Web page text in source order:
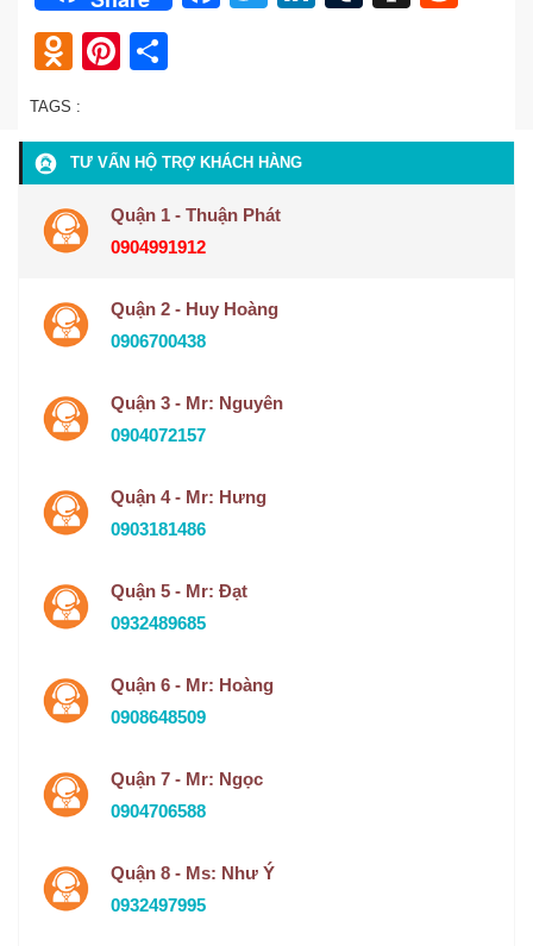
Odnoklassniki
Pinterest
TAGS :
TƯ VẤN HỘ TRỢ KHÁCH HÀNG
Quận 1 - Thuận Phát
0904991912
Quận 2 - Huy Hoàng
0906700438
Quận 3 - Mr: Nguyên
0904072157
Quận 4 - Mr: Hưng
0903181486
Quận 5 - Mr: Đạt
0932489685
Quận 6 - Mr: Hoàng
0908648509
Quận 7 - Mr: Ngọc
0904706588
Quận 8 - Ms: Như Ý
0932497995